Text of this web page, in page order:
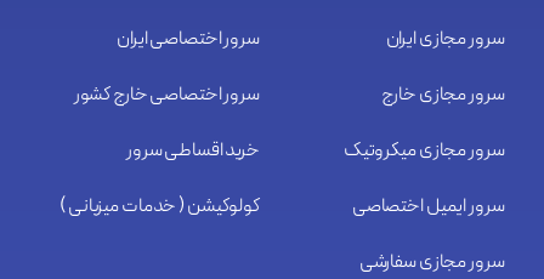
سرور مجازی ایران
سرور مجازی خارج
سرور مجازی میکروتیک
سرور ایمیل اختصاصی
سرور مجازی سفارشی
سرور اختصاصی ایران
سرور اختصاصی خارج کشور
خرید اقساطی سرور
کولوکیشن ( خدمات میزبانی )